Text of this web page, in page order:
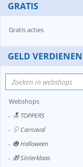
GRATIS
Gratis acties
GELD VERDIENEN
Webshops
🔝 TOPPERS
🎈 Carnaval
🎃 Halloween
🎁 Sinterklaas